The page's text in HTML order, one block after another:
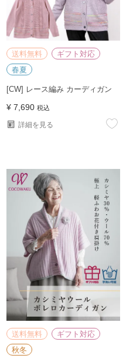
送料無料
ギフト対応
春夏
[CW] レース編み カーディガン
¥ 7,690 税込
詳細を見る
送料無料
ギフト対応
秋冬